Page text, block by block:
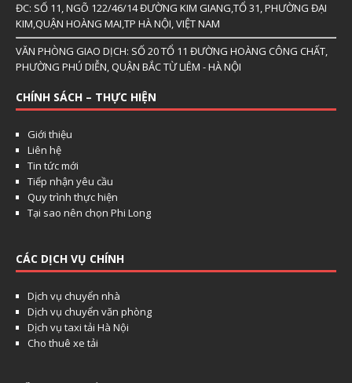
ĐC: SỐ 11, NGÕ 122/46/14 ĐƯỜNG KIM GIANG,TỔ 31, PHƯỜNG ĐẠI
KIM,QUẬN HOÀNG MAI,TP HÀ NỘI, VIỆT NAM
VĂN PHÒNG GIAO DỊCH: SỐ 20 TỔ 11 ĐƯỜNG HOÀNG CÔNG CHẤT,
PHƯỜNG PHÚ DIỄN, QUẬN BẮC TỪ LIÊM - HÀ NỘI
CHÍNH SÁCH – THỰC HIỆN
Giới thiệu
Liên hệ
Tin tức mới
Tiếp nhận yêu cầu
Quy trình thực hiện
Tại sao nên chọn Phi Long
CÁC DỊCH VỤ CHÍNH
Dịch vụ chuyển nhà
Dịch vụ chuyển văn phòng
Dịch vụ taxi tải Hà Nội
Cho thuê xe tải